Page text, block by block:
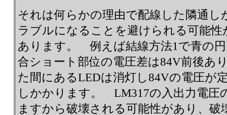
それは何らかの理由で配線した隣通
ラブルになることを避けられる可能
あります。 例えば結線方法1で青の
合ショート部位の電圧差は84V前後
た間にあるLEDは消灯し84Vの電圧が
しかかります。 LM317の入出力電圧
ますから破壊される可能性があり、